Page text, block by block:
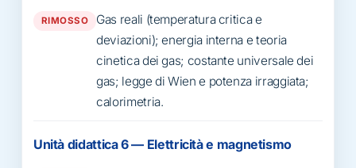
RIMOSSO
Gas reali (temperatura critica e
deviazioni); energia interna e teoria
cinetica dei gas; costante universale dei
gas; legge di Wien e potenza irraggiata;
calorimetria.
Unità didattica 6 — Elettricità e magnetismo